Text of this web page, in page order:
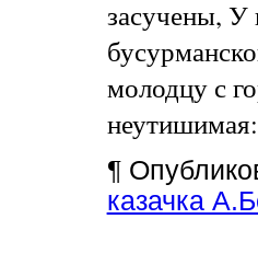
засучены, У
молодцу с
¶
казачка